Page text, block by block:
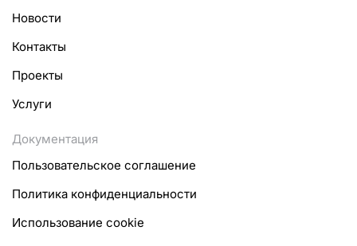
Новости
Контакты
Проекты
Услуги
Документация
Пользовательское соглашение
Политика конфиденциальности
Использование cookie